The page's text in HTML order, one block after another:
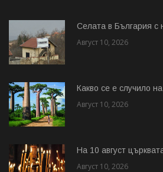
Cелата в България с
Август 10, 2026
Какво се е случило
Август 10, 2026
На 10 август
Август 10, 2026